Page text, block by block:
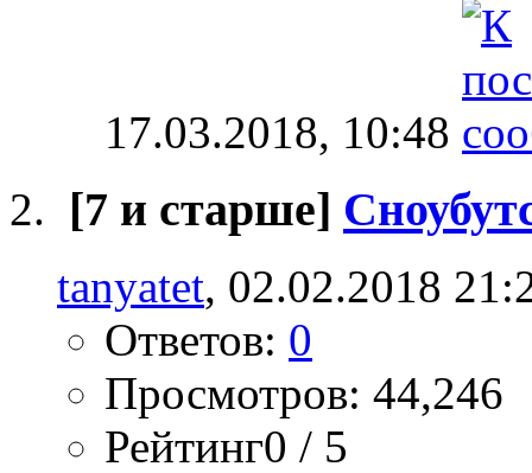
17.03.2018, 10:48
[7 и старше]
tanyatet, 02.02.2018
Ответов: 0
Просмотров: 44,246
Рейтинг0 / 5